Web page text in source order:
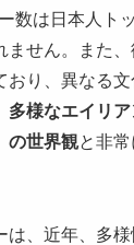
数は日本人ト
ません。また
おり、異なる
多様なエイリ
の世界観と非常
は、近年、多